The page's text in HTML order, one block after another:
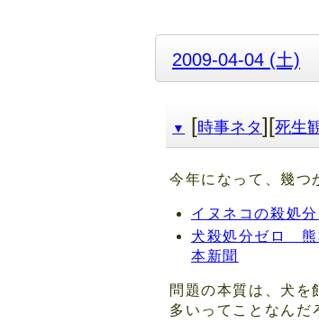
2009-04-04 (土)
▼ [時事ネタ][死生
今年になって、幾つ
イヌネコの殺処
犬殺処分ゼロ
本新聞
問題の本質は、犬
多いってことなんだ